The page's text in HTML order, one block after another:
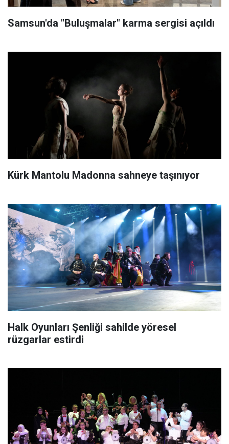
Samsun'da "Buluşmalar" karma sergisi açıldı
Kürk Mantolu Madonna sahneye taşınıyor
Halk Oyunları Şenliği sahilde yöresel
rüzgarlar estirdi